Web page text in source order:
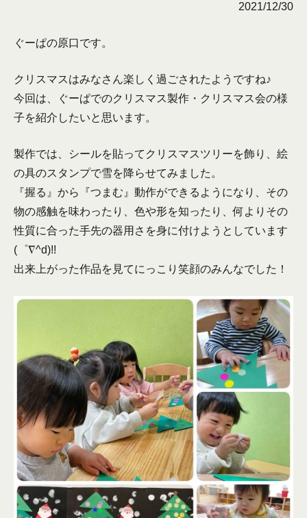
2021/12/30
ぐーぱの原口です。
クリスマスはみなさん楽しく過ごされたようですね♪
今回は、ぐーぱでのクリスマス製作・クリスマス会の様
子を紹介したいと思います。
製作では、シールを貼ってクリスマスツリーを飾り、絵
の具のスタンプで雪を降らせてみました。
『握る』から『つまむ』動作ができるようになり、その
物の感触を味わったり、色や形を知ったり、何よりその
性質に合った手先の器用さを身に付けようとしています
(゜∇^d)!!
出来上がった作品を見てにっこり笑顔のみんなでした！